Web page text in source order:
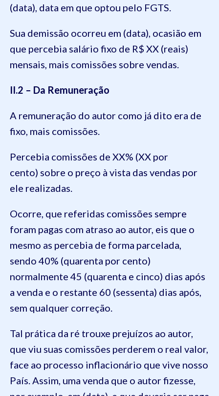
(data), data em que optou pelo FGTS.
Sua demissão ocorreu em (data), ocasião em
que percebia salário fixo de R$ XX (reais)
mensais, mais comissões sobre vendas.
II.2 – Da Remuneração
A remuneração do autor como já dito era de
fixo, mais comissões.
Percebia comissões de XX% (XX por
cento) sobre o preço à vista das vendas por
ele realizadas.
Ocorre, que referidas comissões sempre
foram pagas com atraso ao autor, eis que o
mesmo as percebia de forma parcelada,
sendo 40% (quarenta por cento)
normalmente 45 (quarenta e cinco) dias após
a venda e o restante 60 (sessenta) dias após,
sem qualquer correção.
Tal prática da ré trouxe prejuízos ao autor,
que viu suas comissões perderem o real valor,
face ao processo inflacionário que vive nosso
País. Assim, uma venda que o autor fizesse,